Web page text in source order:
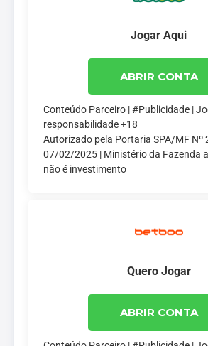
Jogar Aqui
ABRIR CONTA
Conteúdo Parceiro | #Publicidade |
responsabilidade +18
Autorizado pela Portaria SPA/MF Nº
07/02/2025 | Ministério da Fazenda
não é investimento
Quero Jogar
ABRIR CONTA